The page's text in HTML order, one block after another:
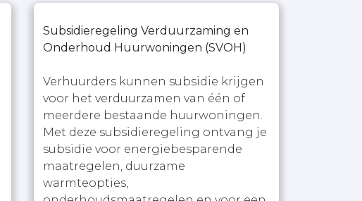
Subsidieregeling Verduurzaming en
Onderhoud Huurwoningen (SVOH)
Verhuurders kunnen subsidie krijgen
voor het verduurzamen van één of
meerdere bestaande huurwoningen.
Met deze subsidieregeling ontvang je
subsidie voor energiebesparende
maatregelen, duurzame
warmteopties,